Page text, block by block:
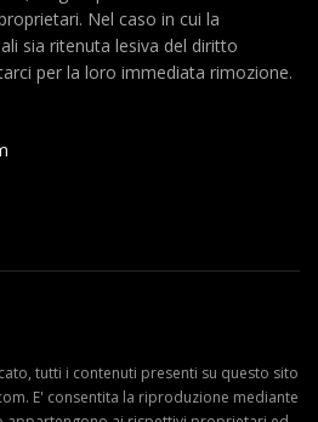
Nel caso in cui la
sia ritenuta lesiva del diritto
per la loro immediata rimozione.
tutti i contenuti presenti su questo sito
E' consentita la riproduzione mediante